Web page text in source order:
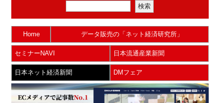
Home データ販売の「ネット経済研究所」
セミナーNAVI 日本流通産業新聞
日本ネット経済新聞 DMフェア